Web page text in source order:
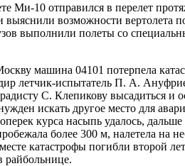
Ми-10 отправился в перелет
выяснили возможности вертолета
выполнили полеты со
машина 04101 потерпела
летчик-испытатель П. А.
С. Клепикову высадиться и
искать другое место для
курса насыпь удалось,
более 300 м, налетела на
катастрофы погибли